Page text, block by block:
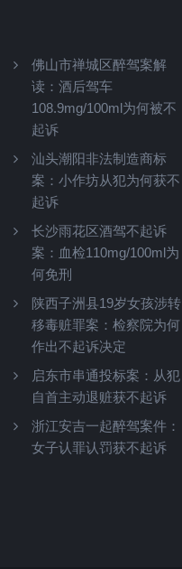
佛山市禅城区醉驾案解
读：酒后驾车
108.9mg/100ml为何被不
起诉
汕头潮阳非法制造商标
案：小作坊从犯为何获不
起诉
长沙雨花区酒驾不起诉
案：血检110mg/100ml为
何免刑
陕西子洲县19岁女孩涉转
移毒赃罪案：检察院为何
作出不起诉决定
启东市串通投标案：从犯
自首主动退赃获不起诉
浙江安吉一起醉驾案件：
女子认罪认罚获不起诉